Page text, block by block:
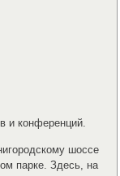
и конференций.
шоссе
парке. Здесь, на